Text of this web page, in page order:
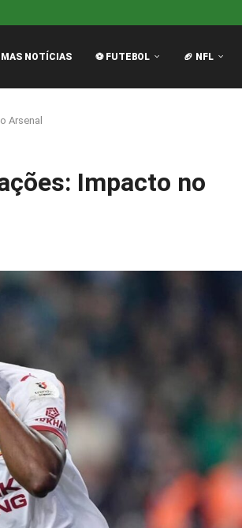
da...
NOTÍCIAS ⚽ FUTEBOL 🏈 NFL
Arsenal
Impacto no